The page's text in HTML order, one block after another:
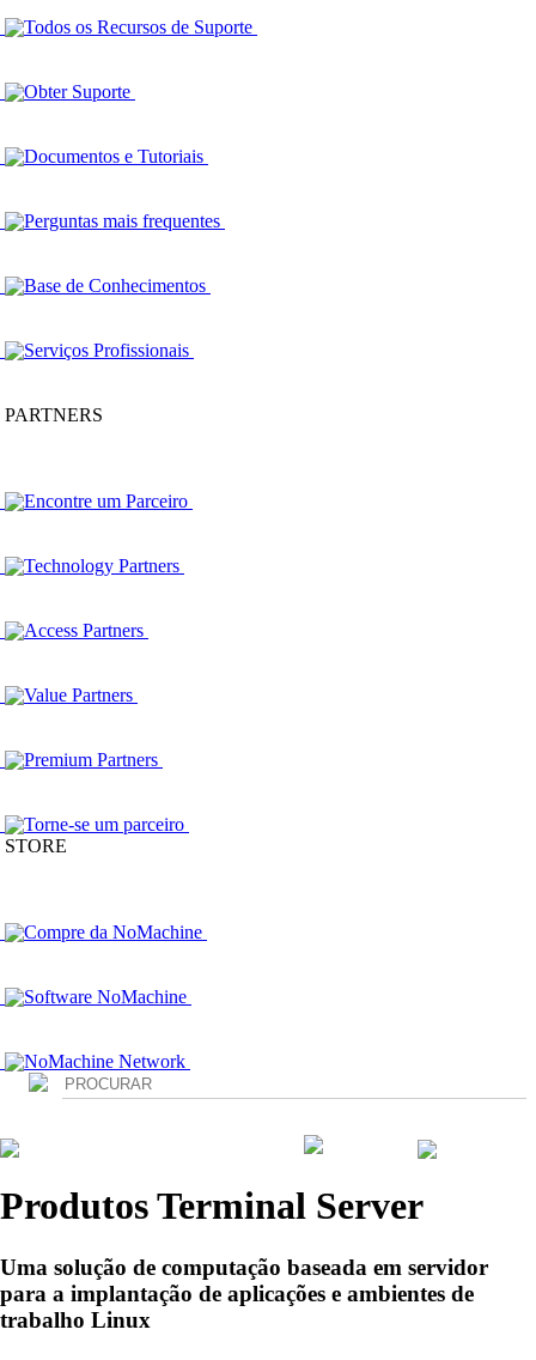
Todos os Recursos de Suporte
Obter Suporte
Documentos e Tutoriais
Perguntas mais frequentes
Base de Conhecimentos
Serviços Profissionais
PARTNERS
Encontre um Parceiro
Technology Partners
Access Partners
Value Partners
Premium Partners
Torne-se um parceiro
STORE
Compre da NoMachine
Software NoMachine
NoMachine Network
Produtos Terminal Server
Uma solução de computação baseada em servidor
para a implantação de aplicações e ambientes de
trabalho Linux